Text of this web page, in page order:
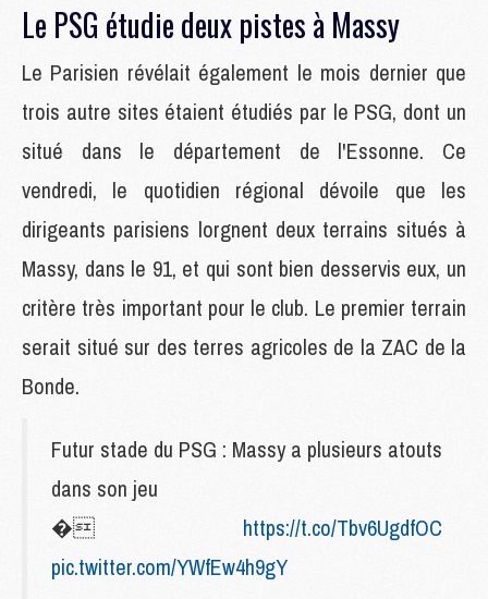
Le PSG étudie deux pistes à Massy
Le Parisien révélait également le mois dernier que
trois autre sites étaient étudiés par le PSG, dont un
situé dans le département de l'Essonne. Ce
vendredi, le quotidien régional dévoile que les
dirigeants parisiens lorgnent deux terrains situés à
Massy, dans le 91, et qui sont bien desservis eux, un
critère très important pour le club. Le premier terrain
serait situé sur des terres agricoles de la ZAC de la
Bonde.
Futur stade du PSG : Massy a plusieurs atouts
dans son jeu
� https://t.co/Tbv6UgdfOC
pic.twitter.com/YWfEw4h9gY